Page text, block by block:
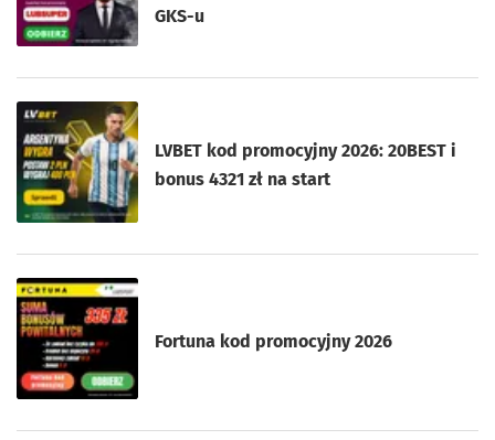
GKS-u
LVBET kod promocyjny 2026: 20BEST i
bonus 4321 zł na start
Fortuna kod promocyjny 2026